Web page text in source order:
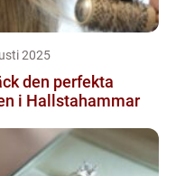
2025
den perfekta
i Hallstahammar